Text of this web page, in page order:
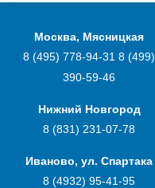
Москва, Мясницкая
8 (495) 778-94-31 8 (499)
390-59-46
Нижний Новгород
8 (831) 231-07-78
Иваново, ул. Спартака
8 (4932) 95-41-95